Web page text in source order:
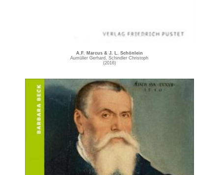
A.F. Marcus & J. L. Schönlein
Aumüller Gerhard,‎ Schindler Christoph
(2016)